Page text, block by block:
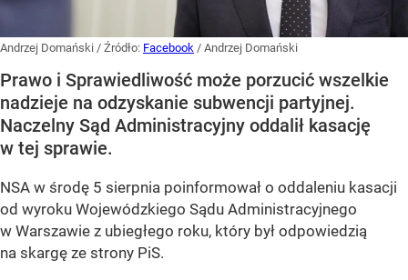
Andrzej Domański / Źródło: Facebook / Andrzej Domański
Prawo i Sprawiedliwość może porzucić wszelkie
nadzieje na odzyskanie subwencji partyjnej.
Naczelny Sąd Administracyjny oddalił kasację
w tej sprawie.
NSA w środę 5 sierpnia poinformował o oddaleniu kasacji
od wyroku Wojewódzkiego Sądu Administracyjnego
w Warszawie z ubiegłego roku, który był odpowiedzią
na skargę ze strony PiS.